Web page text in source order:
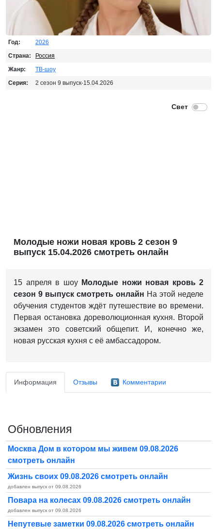
Год:
2026
Страна:
Россия
Жанр:
ТВ-шоу
Серия:
2 сезон 9 выпуск-15.04.2026
Молодые ножи новая кровь 2 сезон 9
выпуск 15.04.2026 смотреть онлайн
15 апреля в шоу Молодые ножи новая кровь 2
сезон 9 выпуск смотреть онлайн На этой неделе
обучения студентов ждёт путешествие во времени.
Первая остановка дореволюционная кухня. Второй
экзамен это советский общепит. И, конечно же,
новая русская кухня с её амбассадором.
Информация Отзывы Комментарии
Обновления
Москва Дом в котором мы живем 09.08.2026
смотреть онлайн
Жизнь своих 09.08.2026 смотреть онлайн
добавлен выпуск от 09.08.2026
Повара на колесах 09.08.2026 смотреть онлайн
добавлен выпуск от 09.08.2026
Непутевые заметки 09.08.2026 смотреть онлайн